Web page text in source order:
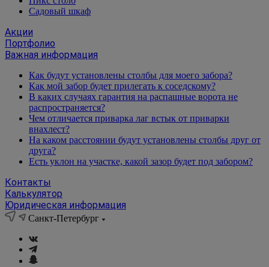
Садовый шкаф
Акции
Портфолио
Важная информация
Как будут установлены столбы для моего забора?
Как мой забор будет прилегать к соседскому?
В каких случаях гарантия на распашные ворота не
распространяется?
Чем отличается приварка лаг встык от приварки
внахлест?
На каком расстоянии будут установлены столбы друг от
друга?
Есть уклон на участке, какой зазор будет под забором?
Контакты
Калькулятор
Юридическая информация
Санкт-Петербург